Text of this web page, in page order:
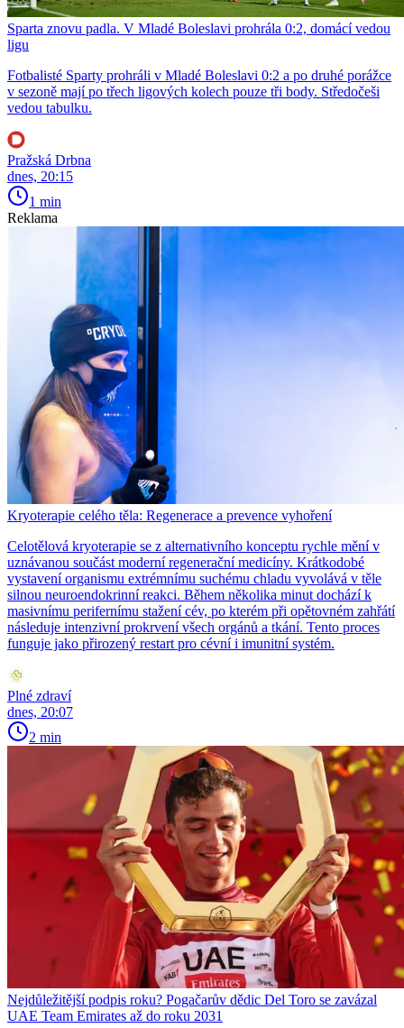
Sparta znovu padla. V Mladé Boleslavi prohrála 0:2, domácí vedou
ligu
Fotbalisté Sparty prohráli v Mladé Boleslavi 0:2 a po druhé porážce
v sezoně mají po třech ligových kolech pouze tři body. Středočeši
vedou tabulku.
Pražská Drbna
dnes, 20:15
1 min
Reklama
Kryoterapie celého těla: Regenerace a prevence vyhoření
Celotělová kryoterapie se z alternativního konceptu rychle mění v
uznávanou součást moderní regenerační medicíny. Krátkodobé
vystavení organismu extrémnímu suchému chladu vyvolává v těle
silnou neuroendokrinní reakci. Během několika minut dochází k
masivnímu perifernímu stažení cév, po kterém při opětovném zahřátí
následuje intenzivní prokrvení všech orgánů a tkání. Tento proces
funguje jako přirozený restart pro cévní i imunitní systém.
Plné zdraví
dnes, 20:07
2 min
Nejdůležitější podpis roku? Pogačarův dědic Del Toro se zavázal
UAE Team Emirates až do roku 2031